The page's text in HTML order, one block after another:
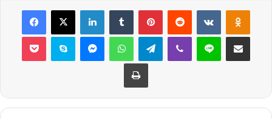
Facebook
X LinkedInTumblr PinterestReddit VKontakte
Pocket Skype MessengerWhatsAppTelegramViber Line E-Posta ile
Yazdır